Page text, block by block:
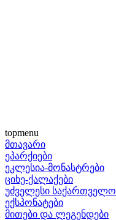
topmenu
მთავარი
ეპარქიები
ეკლესია-მონასტრები
ციხე-ქალაქები
უძველესი საქართველო
ექსპონატები
მითები და ლეგენდები